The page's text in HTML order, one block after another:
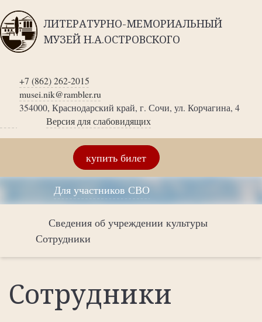
ЛИТЕРАТУРНО-МЕМОРИАЛЬНЫЙ
МУЗЕЙ Н.А.ОСТРОВСКОГО
+7 (862) 262-2015
musei.nik@rambler.ru
354000, Краснодарский край, г. Сочи, ул. Корчагина, 4
Версия для слабовидящих
купить билет
Для участников СВО
Сведения об учреждении культуры
Сотрудники
Сотрудники